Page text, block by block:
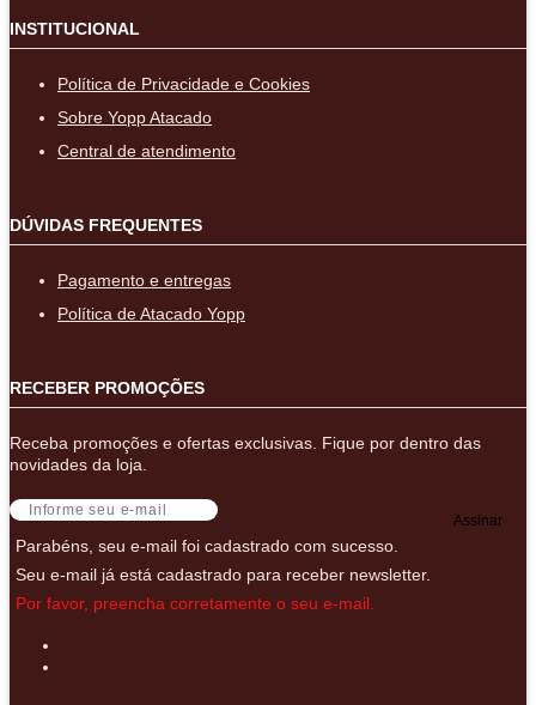
INSTITUCIONAL
Política de Privacidade e Cookies
Sobre Yopp Atacado
Central de atendimento
DÚVIDAS FREQUENTES
Pagamento e entregas
Política de Atacado Yopp
RECEBER PROMOÇÕES
Receba promoções e ofertas exclusivas. Fique por dentro das
novidades da loja.
Assinar
Parabéns, seu e-mail foi cadastrado com sucesso.
Seu e-mail já está cadastrado para receber newsletter.
Por favor, preencha corretamente o seu e-mail.